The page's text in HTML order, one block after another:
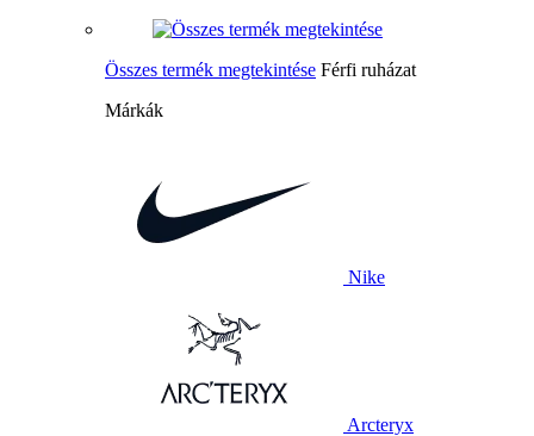
Összes termék megtekintése Férfi ruházat
Márkák
Nike
Arcteryx